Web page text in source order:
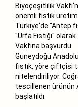
Biyoçeşitlilik
önemli fıstık
Türkiye‘de "Antep
"Urfa Fıstığı"
Vakfına başvurdu.
Güneydoğu
fıstık, yöre çiftçisi
nitelendiriliyor.
tescillenen ürünün
başlatıldı.